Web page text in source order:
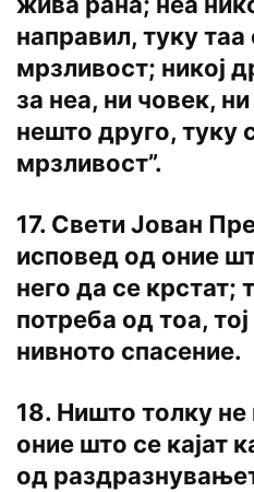
направил, туку таа
мрзливост; никој
за неа, ни човек,
нешто друго, туку
мрзливост”.
17. Свети Јован
исповед од оние
него да се крстат;
потреба од тоа,
нивното спасение.
18. Ништо толку не
оние што се кајат
од